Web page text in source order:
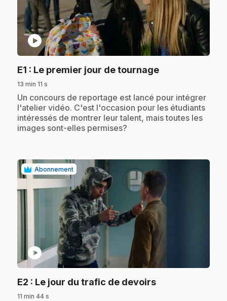
play_circle
E1 : Le premier jour de tournage.
13 min 11 s
.Un concours de reportage est lancé pour intégrer
l'atelier vidéo. C'est l'occasion pour les étudiants
intéressés de montrer leur talent, mais toutes les
images sont-elles permises?
Abonnement
play_circle
E2 : Le jour du trafic de devoirs.
11 min 44 s